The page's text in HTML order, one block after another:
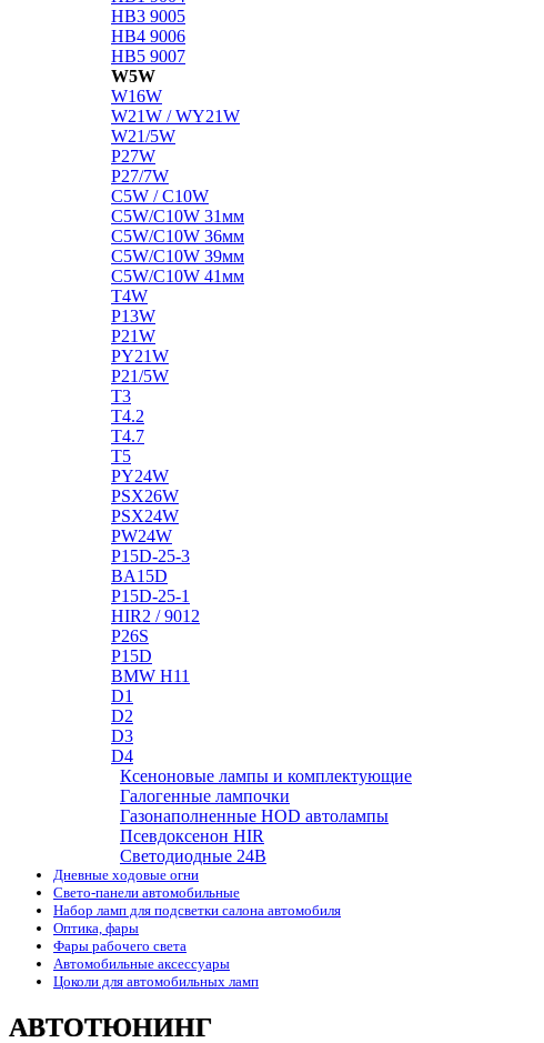
HB3 9005
HB4 9006
HB5 9007
W5W
W16W
W21W / WY21W
W21/5W
P27W
P27/7W
C5W / C10W
C5W/C10W 31мм
C5W/C10W 36мм
C5W/C10W 39мм
C5W/C10W 41мм
T4W
P13W
P21W
PY21W
P21/5W
T3
T4.2
T4.7
T5
PY24W
PSX26W
PSX24W
PW24W
P15D-25-3
BA15D
P15D-25-1
HIR2 / 9012
P26S
P15D
BMW H11
D1
D2
D3
D4
Ксеноновые лампы и комплектующие
Галогенные лампочки
Газонаполненные HOD автолампы
Псевдоксенон HIR
Cветодиодные 24B
Дневные ходовые огни
Свето-панели автомобильные
Набор ламп для подсветки салона автомобиля
Оптика, фары
Фары рабочего света
Автомобильные аксессуары
Цоколи для автомобильных ламп
АВТОТЮНИНГ